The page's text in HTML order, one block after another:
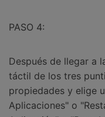
PASO 4:
Después de llegar a
táctil de los tres
propiedades y elige
Aplicaciones" o